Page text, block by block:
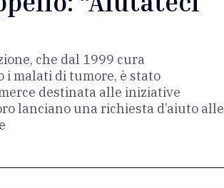
che dal 1999 cura
malati di tumore, è stato
destinata alle iniziative
lanciano una richiesta d’aiuto alle